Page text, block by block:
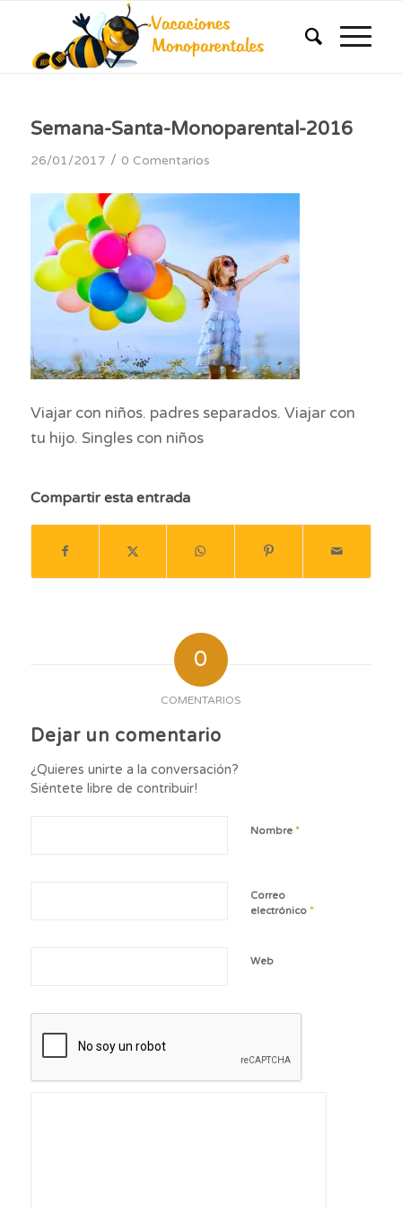
Semana-Santa-Monoparental-2016
26/01/2017 / 0 Comentarios
Viajar con niños. padres separados. Viajar con
tu hijo. Singles con niños
Compartir esta entrada
0
COMENTARIOS
Dejar un comentario
¿Quieres unirte a la conversación?
Siéntete libre de contribuir!
Nombre *
Correo
electrónico *
Web